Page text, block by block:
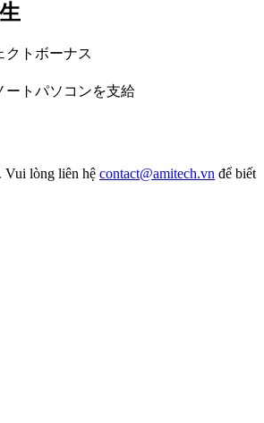
クトボーナス
ートパソコンを支給
Vui lòng liên hệ contact@amitech.vn để biết